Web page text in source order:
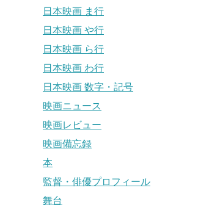
日本映画 ま行
日本映画 や行
日本映画 ら行
日本映画 わ行
日本映画 数字・記号
映画ニュース
映画レビュー
映画備忘録
本
監督・俳優プロフィール
舞台